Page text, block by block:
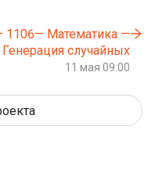
1106— Математика —
Генерация случайных
11 мая 09:00